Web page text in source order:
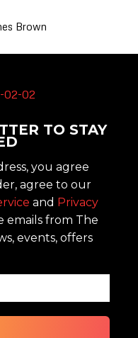
Brown
TO STAY
you agree
agree to our
and Privacy
emails from The
events, offers